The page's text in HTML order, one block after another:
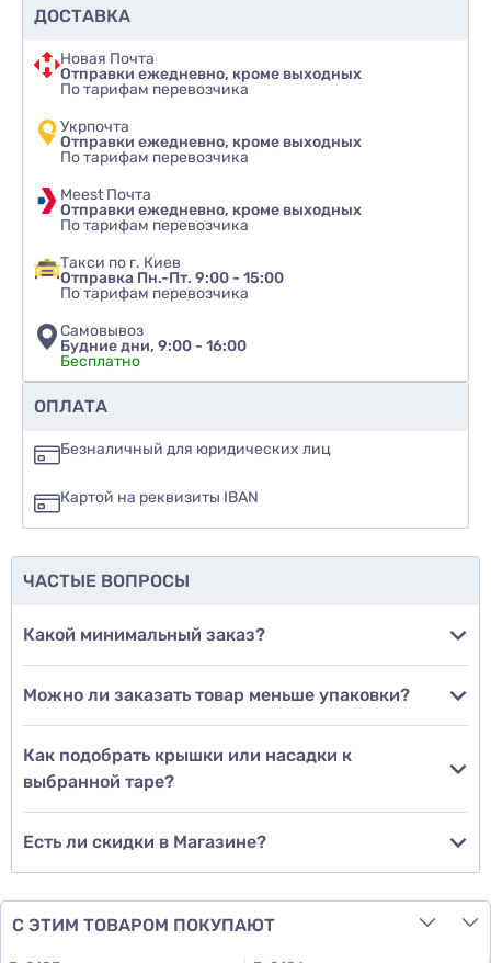
Рекомендуете ли вы этот товар
да
еще не знаю
Добавить отзыв
ДОСТАВКА
Новая Почта
Отправки ежедневно, кроме выходных
По тарифам перевозчика
Укрпочта
Отправки ежедневно, кроме выходных
По тарифам перевозчика
Meest Почта
Отправки ежедневно, кроме выходных
По тарифам перевозчика
Такси по г. Киев
Отправка Пн.-Пт. 9:00 - 15:00
По тарифам перевозчика
Самовывоз
Будние дни, 9:00 - 16:00
Бесплатно
ОПЛАТА
Безналичный для юридических лиц
Картой на реквизиты IBAN
ЧАСТЫЕ ВОПРОСЫ
Какой минимальный заказ?
Можно ли заказать товар меньше упаковки?
Как подобрать крышки или насадки к
выбранной таре?
Есть ли скидки в Магазине?
С ЭТИМ ТОВАРОМ ПОКУПАЮТ